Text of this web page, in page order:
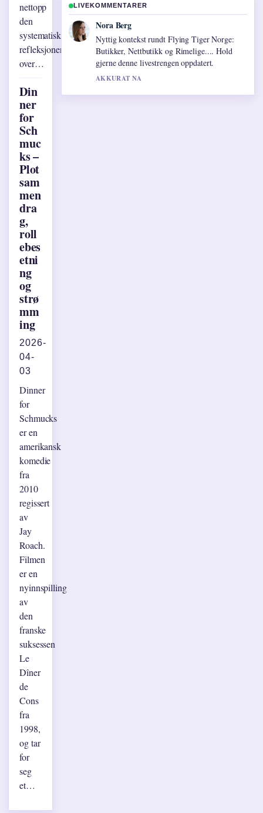
nettopp
den
systematiske
refleksjonen
over…
Din
ner
for
Sch
muc
ks –
Plot
sam
men
dra
g,
roll
ebes
etni
ng
og
strø
mm
ing
2026-
04-
03
Dinner
for
Schmucks
er en
amerikansk
komedie
fra
2010
regissert
av
Jay
Roach.
Filmen
er en
nyinnspilling
av
den
franske
suksessen
Le
Dîner
de
Cons
fra
1998,
og tar
for
seg
et…
LIVEKOMMENTARER
Nora Berg
Nyttig kontekst rundt Flying Tiger Norge:
Butikker, Nettbutikk og Rimelige.... Hold
gjerne denne livestrengen oppdatert.
AKKURAT NA